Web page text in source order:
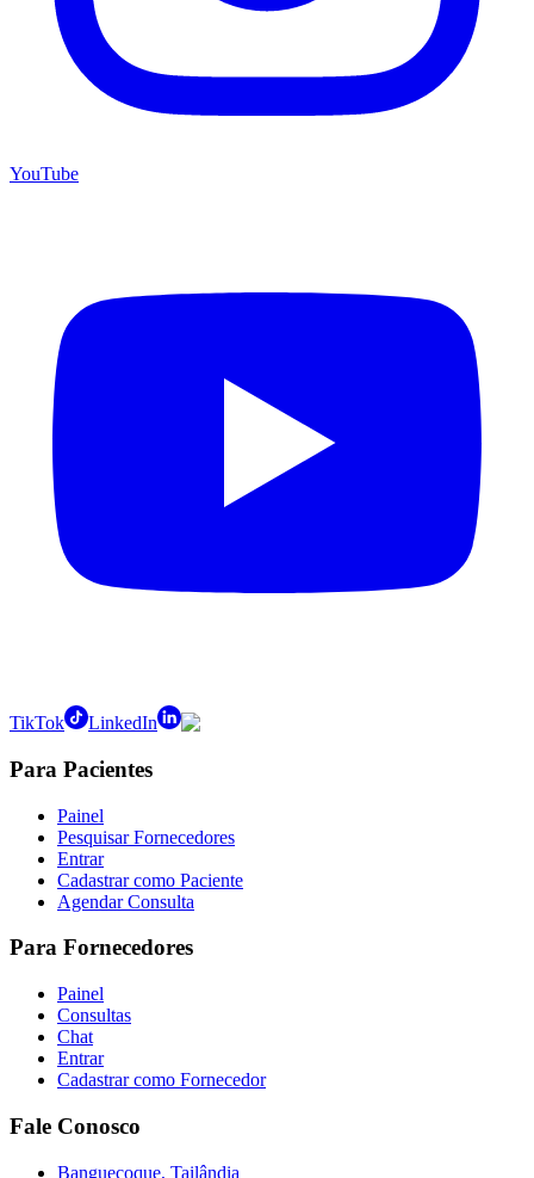
YouTube
TikTok LinkedIn
Para Pacientes
Painel
Pesquisar Fornecedores
Entrar
Cadastrar como Paciente
Agendar Consulta
Para Fornecedores
Painel
Consultas
Chat
Entrar
Cadastrar como Fornecedor
Fale Conosco
Banguecoque, Tailândia